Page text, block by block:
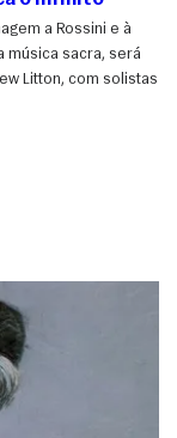
a Rossini e à
música sacra, será
Litton, com solistas